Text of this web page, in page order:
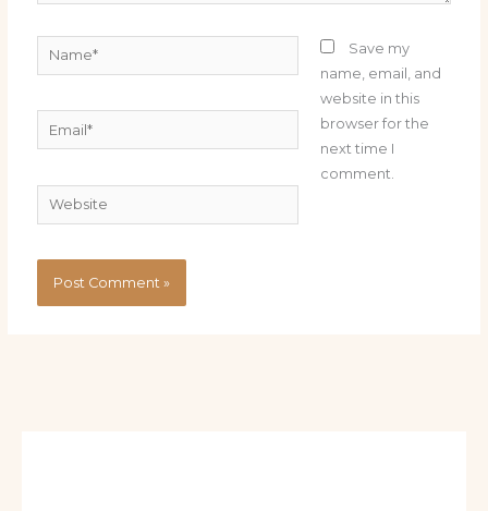
Name*
Email*
Website
Save my
name, email, and
website in this
browser for the
next time I
comment.